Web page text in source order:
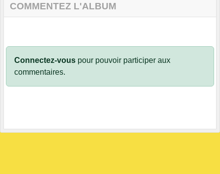
COMMENTEZ L'ALBUM
Connectez-vous pour pouvoir participer aux
commentaires.